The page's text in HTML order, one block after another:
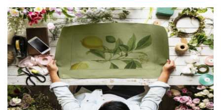
Hay alguna excepción de carencias para partos, puedo
tener un parto en Adeslas antes de terminar el periodo de
carencia por urgencia vital